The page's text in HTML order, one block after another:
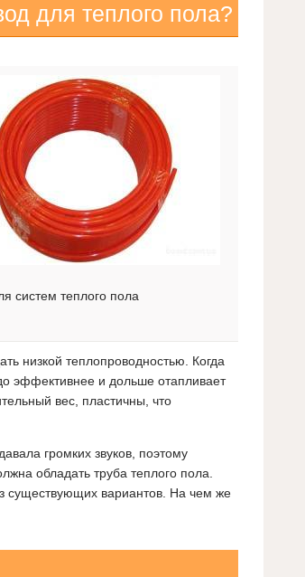
для теплого пола?
систем теплого пола
низкой теплопроводностью. Когда
эффективнее и дольше отапливает
вес, пластичны, что
громких звуков, поэтому
обладать труба теплого пола.
существующих вариантов. На чем же